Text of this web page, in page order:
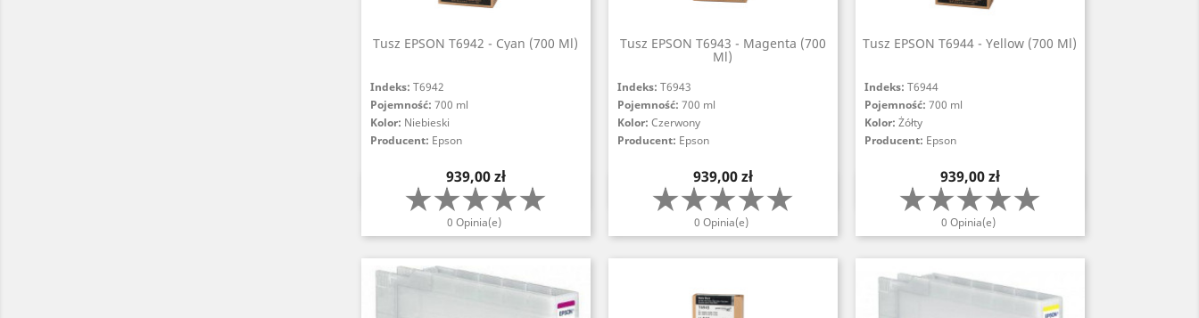
Tusz EPSON T6942 - Cyan (700 Ml)
Indeks: T6942
Pojemność: 700 ml
Kolor: Niebieski
Producent: Epson
Cena
939,00 zł
0 Opinia(e)
Szybki podgląd
Tusz EPSON T6943 - Magenta (700
Ml)
Indeks: T6943
Pojemność: 700 ml
Kolor: Czerwony
Producent: Epson
Cena
939,00 zł
0 Opinia(e)
Szybki podgląd
Tusz EPSON T6944 - Yellow (700 Ml)
Indeks: T6944
Pojemność: 700 ml
Kolor: Żółty
Producent: Epson
Cena
939,00 zł
0 Opinia(e)
Szybki podgląd